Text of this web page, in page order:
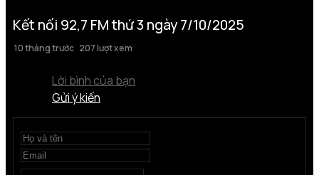
Kết nối 92,7 FM thứ 3 ngày 7/10/2025
10 tháng trước 207 lượt xem
Lời bình của bạn
Gửi ý kiến